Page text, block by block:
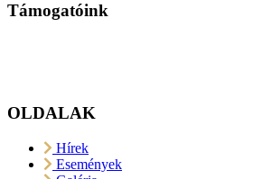
Támogatóink
OLDALAK
Hírek
Események